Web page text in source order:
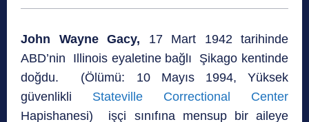
John Wayne Gacy, 17 Mart 1942 tarihinde
ABD’nin Illinois eyaletine bağlı Şikago kentinde
doğdu. (Ölümü: 10 Mayıs 1994, Yüksek
güvenlikli Stateville Correctional Center
Hapishanesi) işçi sınıfına mensup bir aileye